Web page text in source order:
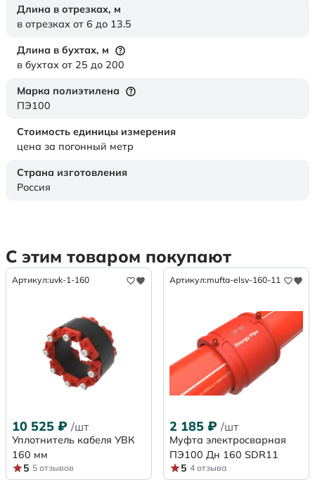
Длина в отрезках, м
в отрезках от 6 до 13.5
Длина в бухтах, м
в бухтах от 25 до 200
Марка полиэтилена
ПЭ100
Стоимость единицы измерения
цена за погонный метр
Страна изготовления
Россия
С этим товаром покупают
Артикул:uvk-1-160
10 525 ₽ /шт
Уплотнитель кабеля УВК
160 мм
5 5 отзывов
Артикул:mufta-elsv-160-11
2 185 ₽ /шт
Муфта электросварная
ПЭ100 Дн 160 SDR11
5 4 отзыва